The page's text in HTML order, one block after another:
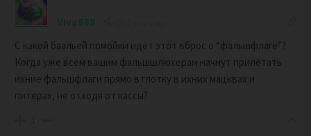
Viva888
С какой баальей помойки идёт этот вброс о “фальшфлаге”?
Когда уже всем вашим фальшшлюхерам начнут прилетать
ихние фальшфлаги прямо в глотку в ихних мацквах и
питерах, не отходя от кассы?
1